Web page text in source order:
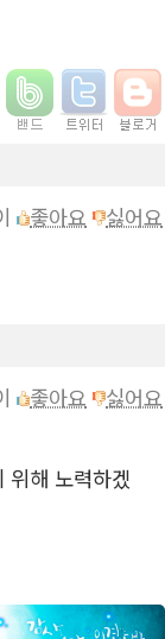
좋아요
싫어요
좋아요
싫어요
위해 노력하겠